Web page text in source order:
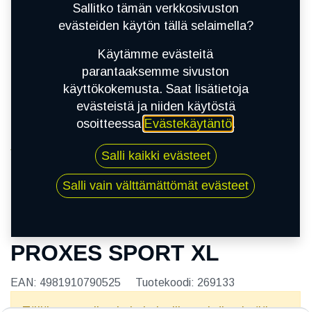
205/50R17 93Y TOYO PROXES SPORT XL
PROXES SPORT XL
EAN: 4981910790525 Tuotekoodi: 269133
Sallitko tämän verkkosivuston
evästeiden käytön tällä selaimella?
Käytämme evästeitä
parantaaksemme sivuston
käyttökokemusta. Saat lisätietoja
evästeistä ja niiden käytöstä
osoitteessa Evästekäytäntö.
Salli kaikki evästeet
Salli vain välttämättömät evästeet